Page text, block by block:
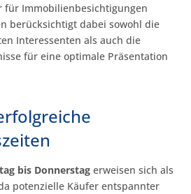
für Immobilienbesichtigungen
berücksichtigt dabei sowohl die
Interessenten als auch die
für eine optimale Präsentation
bis Donnerstag erweisen sich als
potenzielle Käufer entspannter